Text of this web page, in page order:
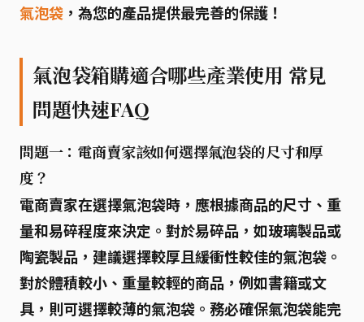
氣泡袋 ，為您的產品提供最完善的保護！
氣泡袋箱購適合哪些產業使用 常見
問題快速FAQ
問題一：電商賣家該如何選擇氣泡袋的尺寸和厚
度？
電商賣家在選擇氣泡袋時，應根據商品的尺寸、重
量和易碎程度來決定。對於易碎品，如玻璃製品或
陶瓷製品，建議選擇較厚且緩衝性較佳的氣泡袋。
對於體積較小、重量較輕的商品，例如書籍或文
具，則可選擇較薄的氣泡袋。務必確保氣泡袋能完